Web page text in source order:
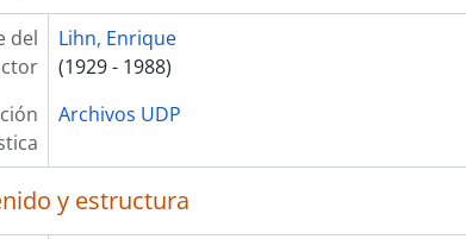
del
Lihn, Enrique
(1929 - 1988)
Archivos UDP
y estructura